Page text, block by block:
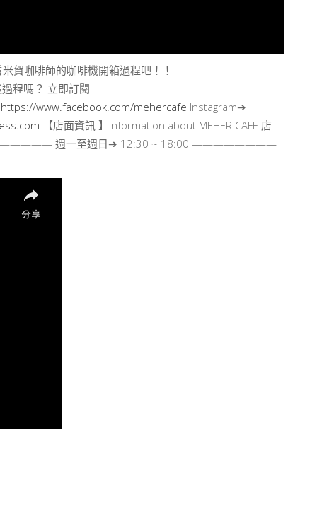
賀咖啡師的咖啡機開箱過程吧！！
程嗎？ 立即訂閱
https://www.facebook.com/mehercafe Instagram➔
【店面資訊 】information about MEHER CAFE 店
週一至週日➔ 12:30 ~ 18:00 ————————